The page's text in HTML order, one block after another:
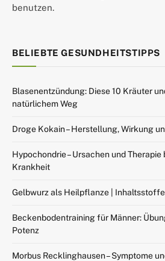
benutzen.
BELIEBTE GESUNDHEITSTIPPS
Blasenentzündung: Diese 10 Kräuter
natürlichem Weg
Droge Kokain – Herstellung, Wirkung
Hypochondrie – Ursachen und
Krankheit
Gelbwurz als Heilpflanze |
Beckenbodentraining für Männer:
Potenz
Morbus Recklinghausen – Symptome